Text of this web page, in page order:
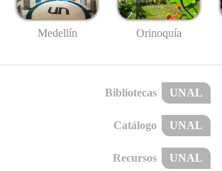
Medellín Orinoquía
Bibliotecas UNAL
Catálogo UNAL
Recursos UNAL